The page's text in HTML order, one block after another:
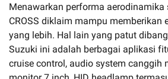
Menawarkan performa aerodinamika
CROSS diklaim mampu memberikan
yang lebih. Hal lain yang patut
Suzuki ini adalah berbagai aplikasi
cruise control, audio system canggih